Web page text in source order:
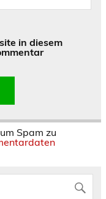
in diesem
Spam zu